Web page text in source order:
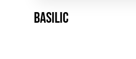
Basilic